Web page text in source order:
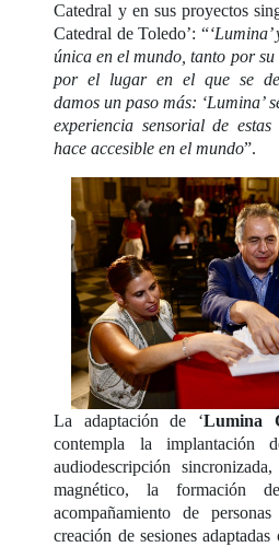
Catedral y en sus proyectos
Catedral de Toledo’: “
única en el mundo, tanto por
por el lugar en el que se
damos un paso más: ‘Lumina’
experiencia sensorial de
hace accesible en el mundo”.
La adaptación de ‘Lumina
contempla la implantación
audiodescripción
magnético, la formación
acompañamiento de
creación de sesiones